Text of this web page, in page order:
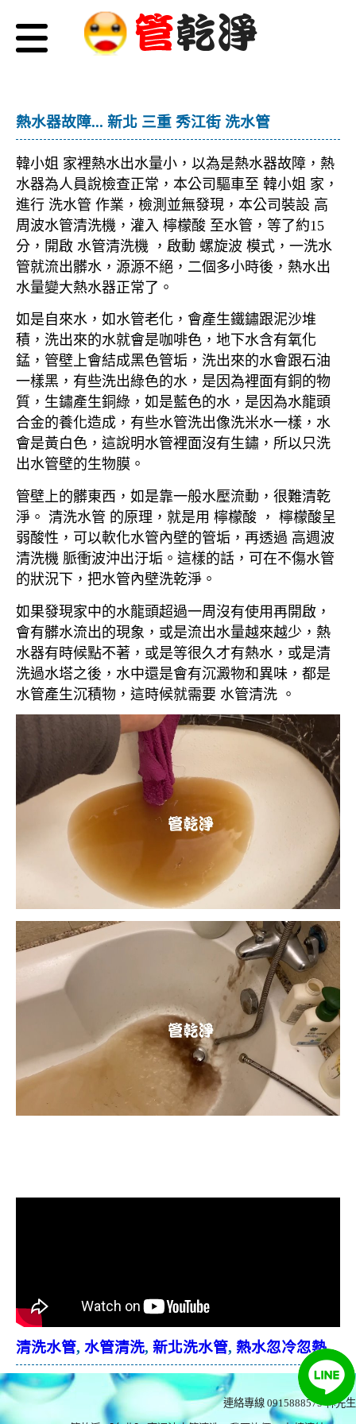
熱水器故障... 新北 三重 秀江街 洗水管
韓小姐 家裡熱水出水量小，以為是熱水器故障，熱
水器為人員說檢查正常，本公司驅車至 韓小姐 家，
進行 洗水管 作業，檢測並無發現，本公司裝設 高
周波水管清洗機，灌入 檸檬酸 至水管，等了約15
分，開啟 水管清洗機 ，啟動 螺旋波 模式，一洗水
管就流出髒水，源源不絕，二個多小時後，熱水出
水量變大熱水器正常了。
如是自來水，如水管老化，會產生鐵鏽跟泥沙堆
積，洗出來的水就會是咖啡色，地下水含有氧化
錳，管壁上會結成黑色管垢，洗出來的水會跟石油
一樣黑，有些洗出綠色的水，是因為裡面有銅的物
質，生鏽產生銅綠，如是藍色的水，是因為水龍頭
合金的養化造成，有些水管洗出像洗米水一樣，水
會是黃白色，這說明水管裡面沒有生鏽，所以只洗
出水管壁的生物膜。
管壁上的髒東西，如是靠一般水壓流動，很難清乾
淨。 清洗水管 的原理，就是用 檸檬酸 ， 檸檬酸呈
弱酸性，可以軟化水管內壁的管垢，再透過 高週波
清洗機 脈衝波沖出汙垢。這樣的話，可在不傷水管
的狀況下，把水管內壁洗乾淨。
如果發現家中的水龍頭超過一周沒有使用再開啟，
會有髒水流出的現象，或是流出水量越來越少，熱
水器有時候點不著，或是等很久才有熱水，或是清
洗過水塔之後，水中還是會有沉澱物和異味，都是
水管產生沉積物，這時候就需要 水管清洗 。
清洗水管, 水管清洗, 新北洗水管, 熱水忽冷忽熱
連絡專線 0915888575 林先生